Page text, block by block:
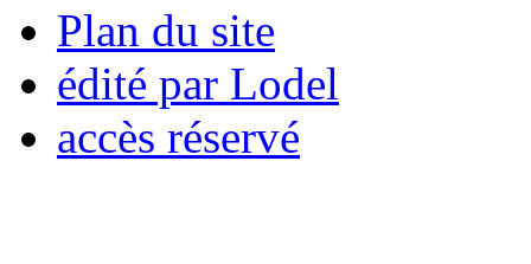
Plan du site
édité par Lodel
accès réservé